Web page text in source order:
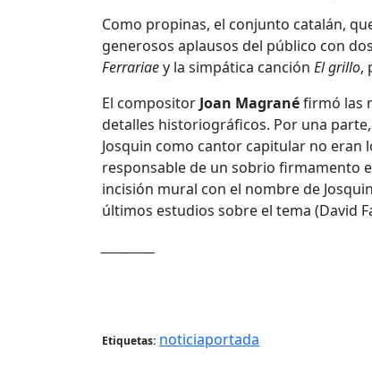
Como propinas, el conjunto catalán,
generosos aplausos del público con
Ferrariaey la simpática canción El grillo,
El compositorJoan Magranéfirmó las
detalles historiográficos. Por una
Josquin como cantor capitular no eran
responsable de un sobrio firmamento
incisión mural con el nombre de
últimos estudios sobre el tema (David
Etiquetas: noticiaportada